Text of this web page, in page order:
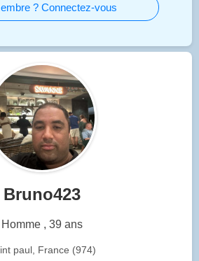
? Connectez-vous
Bruno423
Homme , 39 ans
paul, France (974)